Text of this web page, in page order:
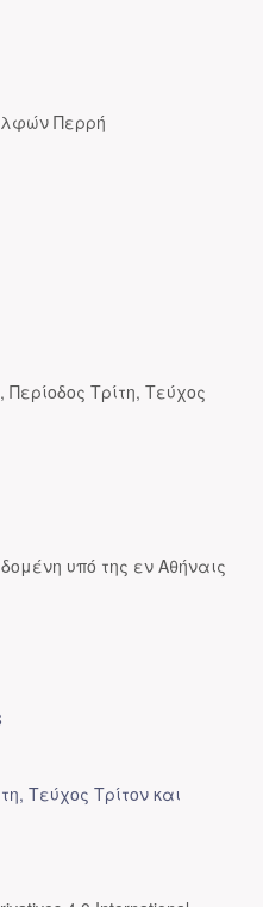
Περρή
Τρίτη, Τεύχος
υπό της εν Αθήναις
Τεύχος Τρίτον και